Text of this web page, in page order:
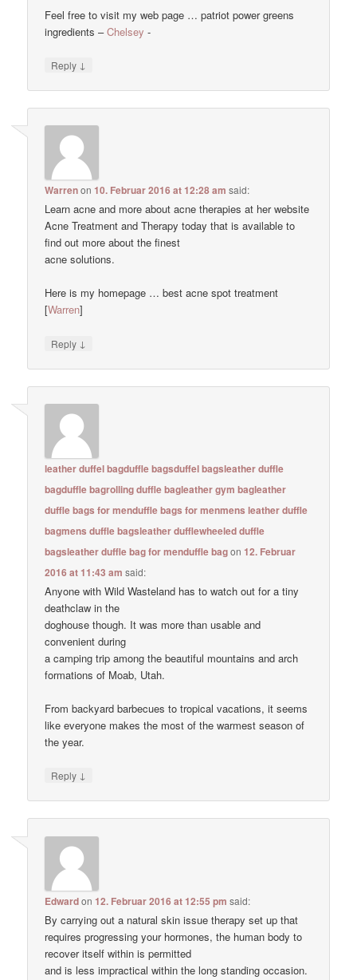
Feel free to visit my web page … patriot power greens
ingredients –Chelsey -
Reply ↓
Warrenon10. Februar 2016 at 12:28 am said:
Learn acne and more about acne therapies at her website
Acne Treatment and Therapy today that is available to
find out more about the finest
acne solutions.
Here is my homepage … best acne spot treatment
[Warren]
Reply ↓
leather duffel bagduffle bagsduffel bagsleather duffle
bagduffle bagrolling duffle bagleather gym bagleather
duffle bags for menduffle bags for menmens leather duffle
bagmens duffle bagsleather dufflewheeled duffle
bagsleather duffle bag for menduffle bagon12. Februar
2016 at 11:43 am said:
Anyone with Wild Wasteland has to watch out for a tiny
deathclaw in the
doghouse though. It was more than usable and
convenient during
a camping trip among the beautiful mountains and arch
formations of Moab, Utah.
From backyard barbecues to tropical vacations, it seems
like everyone makes the most of the warmest season of
the year.
Reply ↓
Edwardon12. Februar 2016 at 12:55 pm said:
By carrying out a natural skin issue therapy set up that
requires progressing your hormones, the human body to
recover itself within is permitted
and is less impractical within the long standing occasion.